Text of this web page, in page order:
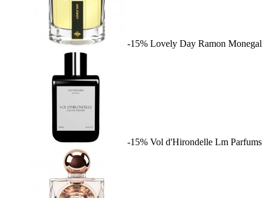
-15% Lovely Day Ramon Monegal
-15% Vol d'Hirondelle Lm Parfums